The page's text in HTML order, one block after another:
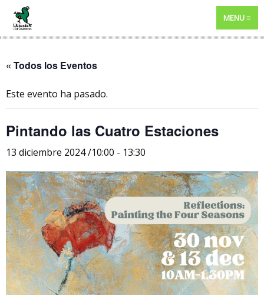
MENU
« Todos los Eventos
Este evento ha pasado.
Pintando las Cuatro Estaciones
13 diciembre 2024 /10:00 - 13:30